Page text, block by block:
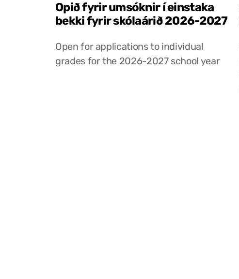
Opið fyrir umsóknir í einstaka
bekki fyrir skólaárið 2026-2027
Open for applications to individual
grades for the 2026-2027 school year